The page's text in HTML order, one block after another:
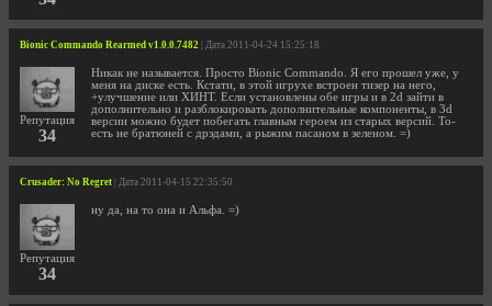
Bionic Commando Rearmed v1.0.0.7482 | Дата 2011-04-24 15:25:18
Репутация
34
Никак не называется. Просто Bionic Commando. Я его прошел уже, у
меня на диске есть. Кстати, в этой игрухе встроен тизер на него,
+улучшение или ХИНТ. Если установлены обе игры и в 2d зайти в
дополнительно и разблокировать дополнительные компоненты, в 3d
версии можно будет побегать главным героем из старых версий. То-
есть не братюней с дрэдами, а рыжим пасаном в зеленом. =)
Crusader: No Regret | Дата 2011-04-15 22:35:50
Репутация
34
ну да, на то она и Альфа. =)